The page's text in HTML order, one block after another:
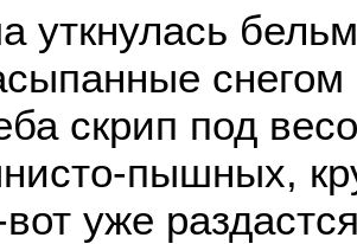
снегом
скрип под
пышных,
уже